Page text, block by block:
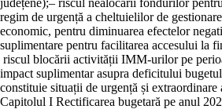
regim de urgență a cheltuielilor de
economic, pentru diminuarea efectelor
suplimentare pentru facilitarea accesului la
riscul blocării activității IMM-urilor pe
impact suplimentar asupra deficitului
constituie situații de urgență și
Capitolul I Rectificarea bugetară pe anul